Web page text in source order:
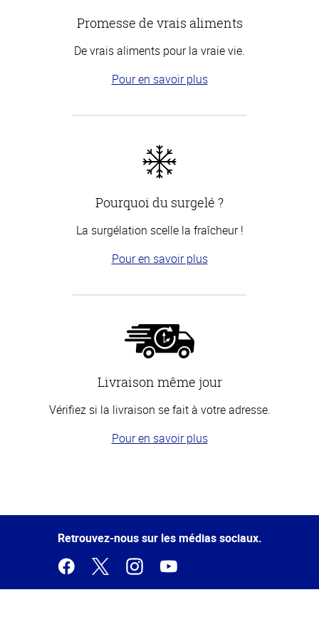
Promesse de vrais aliments
De vrais aliments pour la vraie vie.
Pour en savoir plus
Pourquoi du surgelé ?
La surgélation scelle la fraîcheur !
Pour en savoir plus
Livraison même jour
Vérifiez si la livraison se fait à votre adresse.
Pour en savoir plus
de la
Retrouvez-nous sur les médias sociaux.